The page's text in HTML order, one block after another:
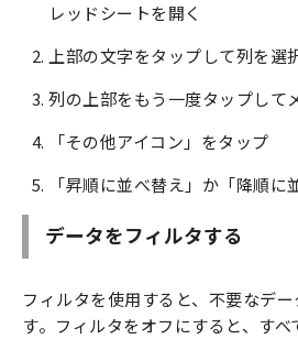
レッドシートを開く
上部の文字をタップして列を選
列の上部をもう一度タップして
「その他アイコン」をタップ
「昇順に並べ替え」か「降順に
データをフィルタする
フィルタを使用すると、不要なデ
す。フィルタをオフにすると、す